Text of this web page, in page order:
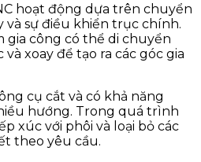
hoạt động dựa trên chuyển
và sự điều khiển trục chính.
gia công có thể di chuyển
xoay để tạo ra các góc gia
cụ cắt và có khả năng
hướng. Trong quá trình
xúc với phôi và loại bỏ các
theo yêu cầu.